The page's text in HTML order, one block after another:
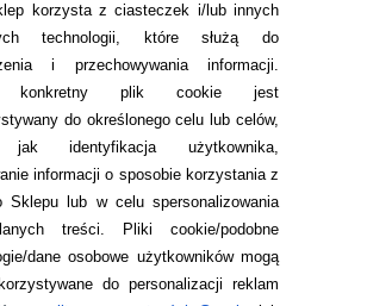
korzysta z ciasteczek i/lub innych
technologii, które służą do
i przechowywania informacji.
konkretny plik cookie jest
do określonego celu lub celów,
jak identyfikacja użytkownika,
informacji o sposobie korzystania z
Sklepu lub w celu spersonalizowania
treści.
Pliki cookie/podobne
dane osobowe użytkowników mogą
do personalizacji reklam
KONTAKTOWE